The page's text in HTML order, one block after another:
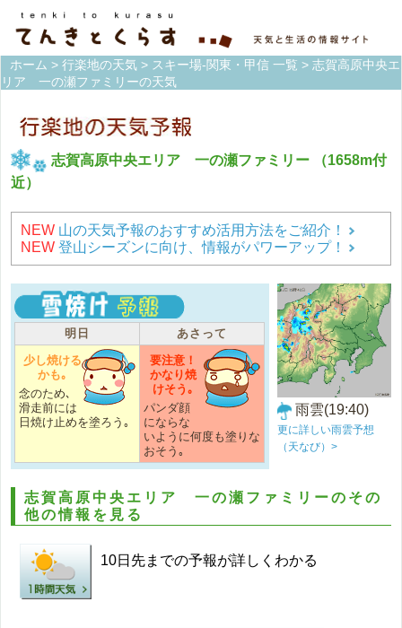
ホーム > 行楽地の天気 > スキー場-関東・甲信 一覧 > 志賀高原中央エ
リア 一の瀬ファミリーの天気
志賀高原中央エリア 一の瀬ファミリー
（1658m付
近）
NEW 山の天気予報のおすすめ活用方法をご紹介！
NEW 登山シーズンに向け、情報がパワーアップ！
明日
あさって
少し焼ける
かも｡
念のため､
滑走前には
日焼け止めを塗ろう｡
要注意！
かなり焼
けそう｡
パンダ顔
にならな
いように何度も塗りな
おそう｡
雨雲(19:40)
更に詳しい雨雲予想
（天なび）>
志賀高原中央エリア 一の瀬ファミリーのその
他の情報を見る
10日先までの予報が詳しくわかる